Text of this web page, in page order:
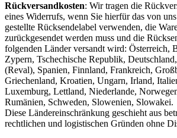
Rückversandkosten: Wir tragen die
eines Widerrufs, wenn Sie hierfür das von
gestellte Rücksendelabel verwenden, die
zurückgesendet werden muss und die
folgenden Länder versandt wird: Österreich,
Zypern, Tschechische Republik,
(Reval), Spanien, Finnland, Frankreich,
Griechenland, Kroatien, Ungarn, Irland,
Luxemburg, Lettland, Niederlande,
Rumänien, Schweden, Slowenien, Slowakei.
Diese Ländereinschränkung geschieht aus
rechtlichen und logistischen Gründen ohne